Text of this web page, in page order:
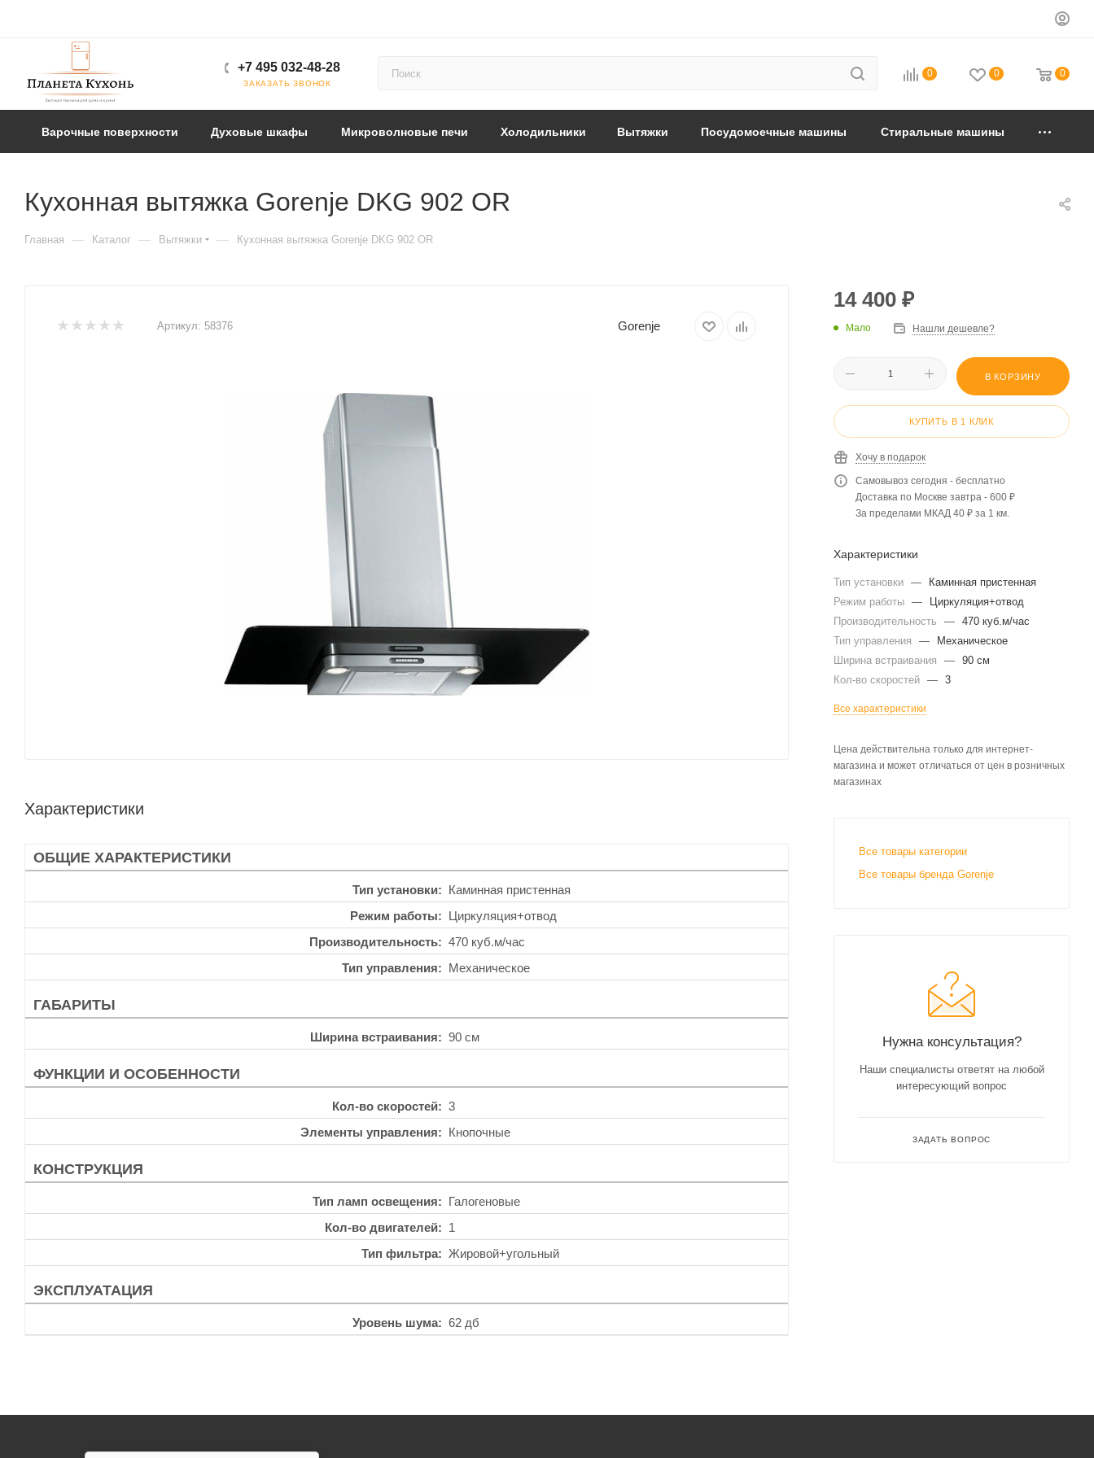
+7 495 032-48-28
ЗАКАЗАТЬ ЗВОНОК
0 0 0
Варочные поверхности Духовые шкафы Микроволновые печи Холодильники Вытяжки Посудомоечные машины Стиральные машины
Кухонная вытяжка Gorenje DKG 902 OR
Главная — Каталог — Вытяжки — Кухонная вытяжка Gorenje DKG 902 OR
Артикул: 58376 Gorenje
Характеристики
ОБЩИЕ ХАРАКТЕРИСТИКИ
Тип установки
Каминная пристенная
Режим работы
Циркуляция+отвод
Производительность
470 куб.м/час
Тип управления
Механическое
ГАБАРИТЫ
Ширина встраивания 90 см
ФУНКЦИИ И ОСОБЕННОСТИ
Кол-во скоростей
3
Элементы управления
Кнопочные
КОНСТРУКЦИЯ
Тип ламп освещения
Галогеновые
Кол-во двигателей
1
Тип фильтра
Жировой+угольный
ЭКСПЛУАТАЦИЯ
Уровень шума 62 дб
14 400 ₽
Мало Нашли дешевле?
В КОРЗИНУ
КУПИТЬ В 1 КЛИК
Хочу в подарок
Самовывоз сегодня - бесплатно
Доставка по Москве завтра - 600 ₽
За пределами МКАД 40 ₽ за 1 км.
Характеристики
Тип установки —
Каминная пристенная
Режим работы —
Циркуляция+отвод
Производительность
— 470 куб.м/час
Тип управления
—
Механическое
Ширина встраивания
— 90 см
Кол-во скоростей — 3
Все характеристики
Цена действительна только для интернет-
магазина и может отличаться от цен в розничных
магазинах
Все товары категории
Все товары бренда Gorenje
Нужна консультация?
Наши специалисты ответят на любой
интересующий вопрос
ЗАДАТЬ ВОПРОС